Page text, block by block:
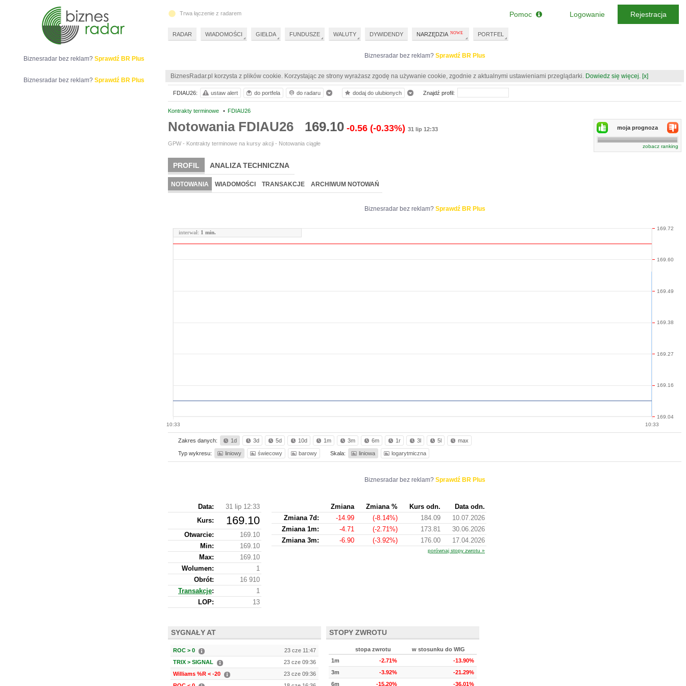
Biznesradar bez reklam? Sprawdź BR Plus
BiznesRadar.pl korzysta z plików cookie. Korzystając ze strony wyrażasz zgodę na używanie cookie, zgodnie z aktualnymi ustawieniami przeglądarki. Dowiedz się więcej. [x]
Kontrakty terminowe • FDIAU26
Notowania FDIAU26 169.10 -0.56 (-0.33%) 31 lip 12:33
GPW - Kontrakty terminowe na kursy akcji - Notowania ciągłe
moja prognoza
zobacz ranking
PROFIL ANALIZA TECHNICZNA
NOTOWANIA WIADOMOŚCI TRANSAKCJE ARCHIWUM NOTOWAŃ
Biznesradar bez reklam? Sprawdź BR Plus
10:33 10:33
169.04
169.16
169.27
169.38
169.49
169.60
169.72
interwał: 1 min.
Zakres danych: 1d 3d 5d 10d 1m 3m 6m 1r 3l 5l max
Typ wykresu: liniowy świecowy barowy Skala: liniowa logarytmiczna
Biznesradar bez reklam? Sprawdź BR Plus
Data:
31 lip 12:33
Kurs: 169.10
Otwarcie:
169.10
Min:
169.10
Max:
169.10
Wolumen:
1
Obrót:
16 910
Transakcje:
1
LOP:
13
Zmiana Zmiana % Kurs odn.
Data odn.
Zmiana 7d:
-14.99 (-8.14%) 184.09
10.07.2026
Zmiana 1m:
-4.71 (-2.71%) 173.81
30.06.2026
Zmiana 3m:
-6.90 (-3.92%) 176.00 17.04.2026
porównaj stopy zwrotu »
SYGNAŁY AT
ROC > 0
23 cze 11:47
TRIX > SIGNAL
23 cze 09:36
Williams %R < -20
23 cze 09:36
STOPY ZWROTU
stopa zwrotu
w stosunku do WIG
1m
-2.71%
-13.90%
3m
-3.92%
-21.29%
6m
-15.20% -36.01%
FDIAU26: ustaw alert do portfela do radaru dodaj do ulubionych Znajdź profil:
Biznesradar bez reklam? Sprawdź BR Plus
Biznesradar bez reklam? Sprawdź BR Plus
Trwa łączenie z radarem
RADAR WIADOMOŚCI GIEŁDA FUNDUSZE WALUTY DYWIDENDY NARZĘDZIA PORTFEL
Pomoc Logowanie Rejestracja